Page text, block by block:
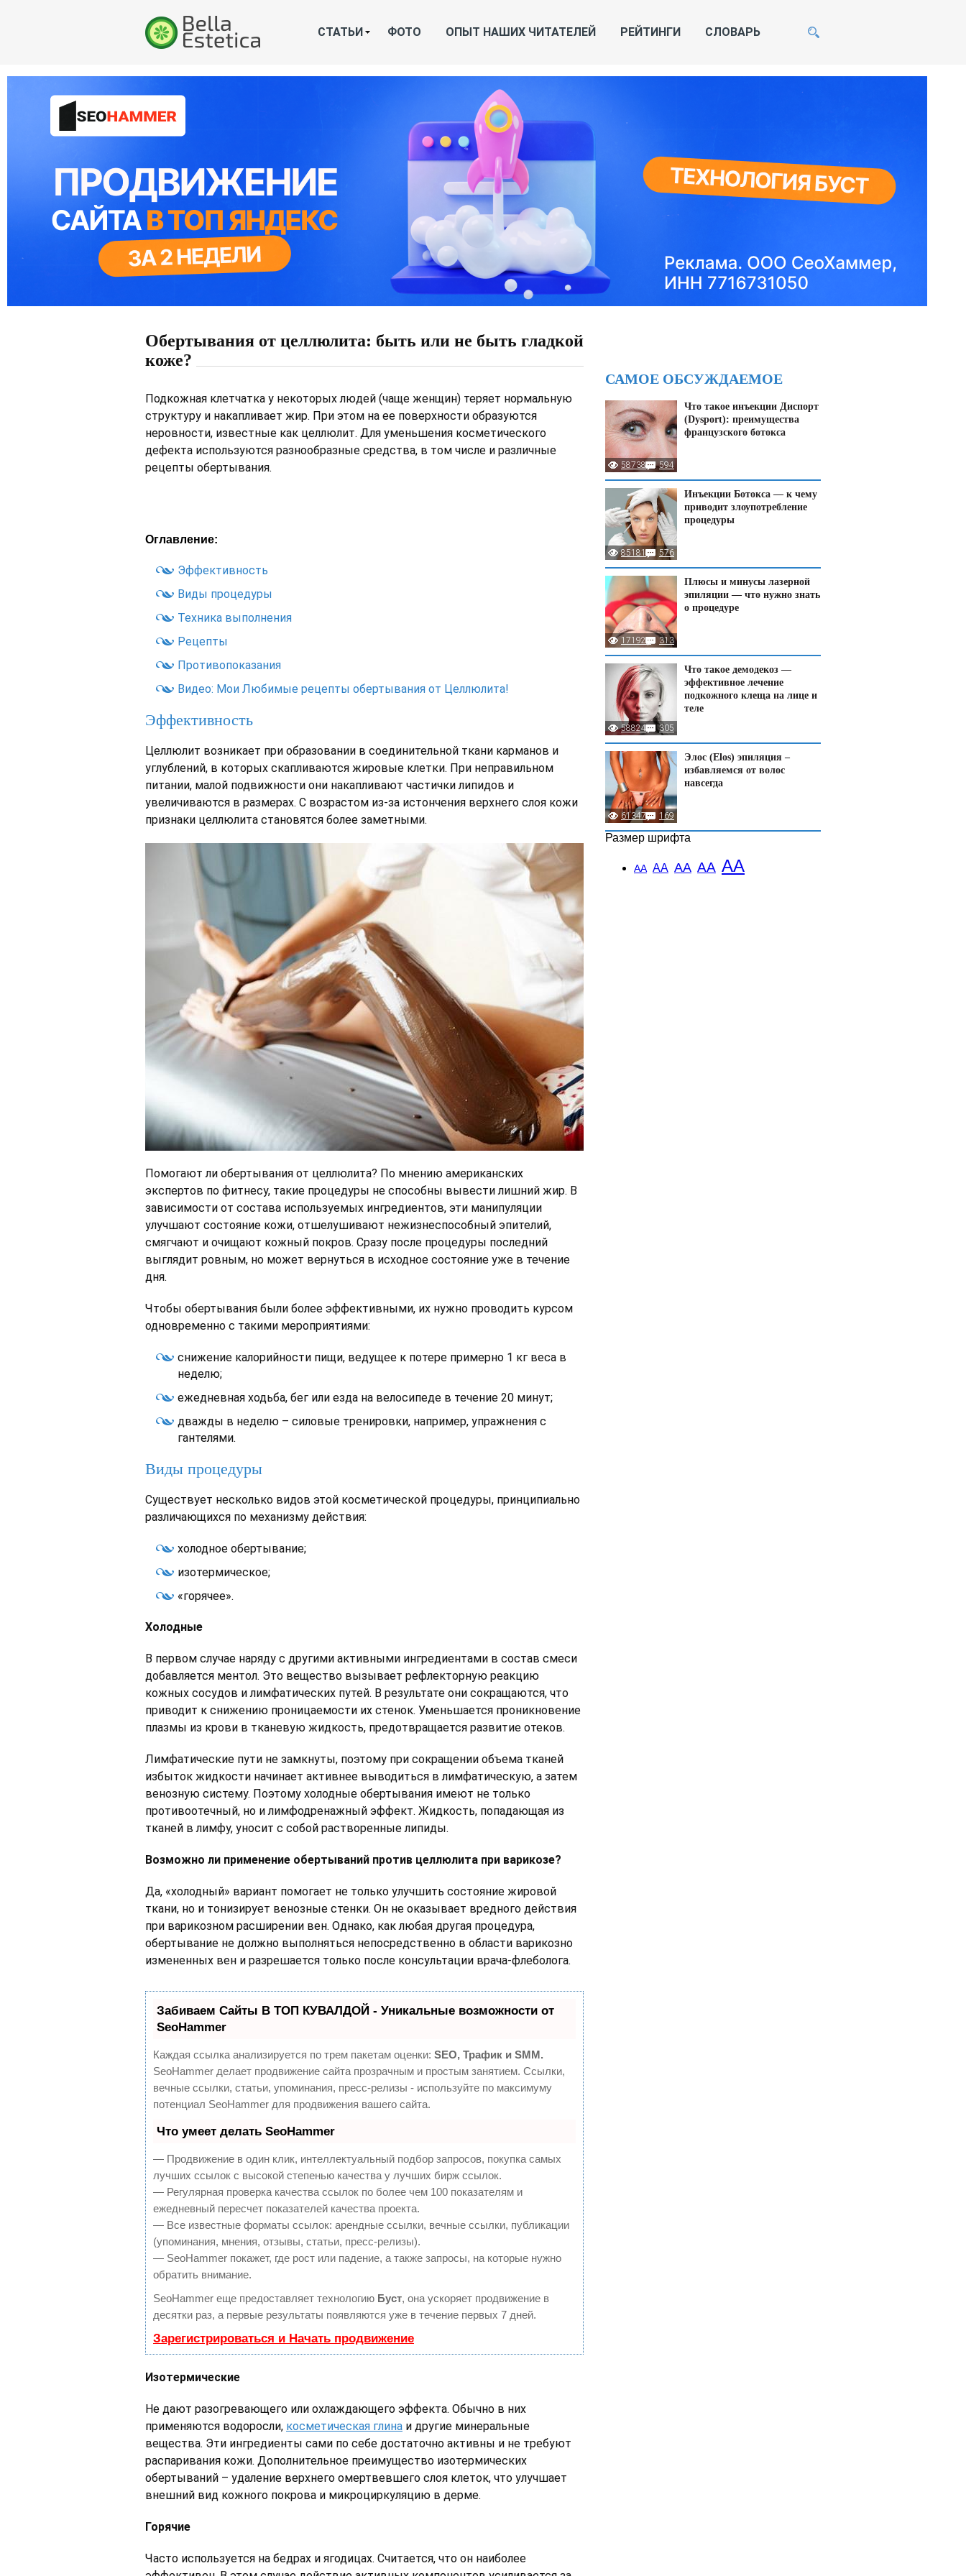
СТАТЬИ ФОТО ОПЫТ НАШИХ ЧИТАТЕЛЕЙ РЕЙТИНГИ СЛОВАРЬ
Обертывания от целлюлита: быть или не быть гладкой
коже?
Подкожная клетчатка у некоторых людей (чаще женщин) теряет нормальную
структуру и накапливает жир. При этом на ее поверхности образуются
неровности, известные как целлюлит. Для уменьшения косметического
дефекта используются разнообразные средства, в том числе и различные
рецепты обертывания.
Оглавление:
Эффективность
Виды процедуры
Техника выполнения
Рецепты
Противопоказания
Видео: Мои Любимые рецепты обертывания от Целлюлита!
Эффективность
Целлюлит возникает при образовании в соединительной ткани карманов и
углублений, в которых скапливаются жировые клетки. При неправильном
питании, малой подвижности они накапливают частички липидов и
увеличиваются в размерах. С возрастом из-за истончения верхнего слоя кожи
признаки целлюлита становятся более заметными.
Помогают ли обертывания от целлюлита? По мнению американских
экспертов по фитнесу, такие процедуры не способны вывести лишний жир. В
зависимости от состава используемых ингредиентов, эти манипуляции
улучшают состояние кожи, отшелушивают нежизнеспособный эпителий,
смягчают и очищают кожный покров. Сразу после процедуры последний
выглядит ровным, но может вернуться в исходное состояние уже в течение
дня.
Чтобы обертывания были более эффективными, их нужно проводить курсом
одновременно с такими мероприятиями:
снижение калорийности пищи, ведущее к потере примерно 1 кг веса в
неделю;
ежедневная ходьба, бег или езда на велосипеде в течение 20 минут;
дважды в неделю – силовые тренировки, например, упражнения с
гантелями.
Виды процедуры
Существует несколько видов этой косметической процедуры, принципиально
различающихся по механизму действия:
холодное обертывание;
изотермическое;
«горячее».
Холодные
В первом случае наряду с другими активными ингредиентами в состав смеси
добавляется ментол. Это вещество вызывает рефлекторную реакцию
кожных сосудов и лимфатических путей. В результате они сокращаются, что
приводит к снижению проницаемости их стенок. Уменьшается проникновение
плазмы из крови в тканевую жидкость, предотвращается развитие отеков.
Лимфатические пути не замкнуты, поэтому при сокращении объема тканей
избыток жидкости начинает активнее выводиться в лимфатическую, а затем
венозную систему. Поэтому холодные обертывания имеют не только
противоотечный, но и лимфодренажный эффект. Жидкость, попадающая из
тканей в лимфу, уносит с собой растворенные липиды.
Возможно ли применение обертываний против целлюлита при варикозе?
Да, «холодный» вариант помогает не только улучшить состояние жировой
ткани, но и тонизирует венозные стенки. Он не оказывает вредного действия
при варикозном расширении вен. Однако, как любая другая процедура,
обертывание не должно выполняться непосредственно в области варикозно
измененных вен и разрешается только после консультации врача-флеболога.
Забиваем Сайты В ТОП КУВАЛДОЙ - Уникальные возможности от
SeoHammer
Каждая ссылка анализируется по трем пакетам оценки: SEO, Трафик и SMM.
SeoHammer делает продвижение сайта прозрачным и простым занятием. Ссылки,
вечные ссылки, статьи, упоминания, пресс-релизы - используйте по максимуму
потенциал SeoHammer для продвижения вашего сайта.
Что умеет делать SeoHammer
— Продвижение в один клик, интеллектуальный подбор запросов, покупка самых
лучших ссылок с высокой степенью качества у лучших бирж ссылок.
— Регулярная проверка качества ссылок по более чем 100 показателям и
ежедневный пересчет показателей качества проекта.
— Все известные форматы ссылок: арендные ссылки, вечные ссылки, публикации
(упоминания, мнения, отзывы, статьи, пресс-релизы).
— SeoHammer покажет, где рост или падение, а также запросы, на которые нужно
обратить внимание.
SeoHammer еще предоставляет технологию Буст, она ускоряет продвижение в
десятки раз, а первые результаты появляются уже в течение первых 7 дней.
Зарегистрироваться и Начать продвижение
Изотермические
Не дают разогревающего или охлаждающего эффекта. Обычно в них
применяются водоросли, косметическая глина и другие минеральные
вещества. Эти ингредиенты сами по себе достаточно активны и не требуют
распаривания кожи. Дополнительное преимущество изотермических
обертываний – удаление верхнего омертвевшего слоя клеток, что улучшает
внешний вид кожного покрова и микроциркуляцию в дерме.
Горячие
Часто используется на бедрах и ягодицах. Считается, что он наиболее
САМОЕ ОБСУЖДАЕМОЕ
58738 594
Что такое инъекции Диспорт
(Dysport): преимущества
французского ботокса
85181 576
Инъекции Ботокса — к чему
приводит злоупотребление
процедуры
171923 313
Плюсы и минусы лазерной
эпиляции — что нужно знать
о процедуре
58824 305
Что такое демодекоз —
эффективное лечение
подкожного клеща на лице и
теле
61347 169
Элос (Elos) эпиляция –
избавляемся от волос
навсегда
Размер шрифта
АА АА АА АА АА